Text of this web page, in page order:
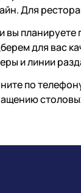
Для
вы
для вас
и линии
по